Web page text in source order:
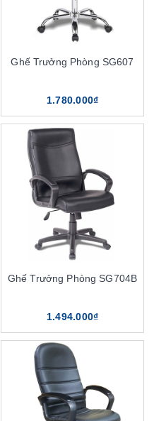
Ghế Trưởng Phòng SG607
1.780.000₫
Ghế Trưởng Phòng SG704B
1.494.000₫